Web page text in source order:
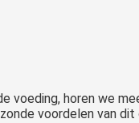
voeding, horen we
voordelen van